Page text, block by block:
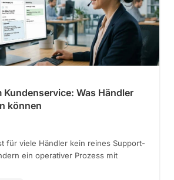
Kundenservice: Was Händler
können
für viele Händler kein reines Support-
ein operativer Prozess mit